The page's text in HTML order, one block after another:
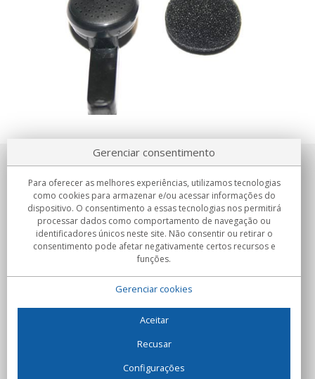
Sobre nosotros
Compromissos
Compras
C/Flassaders, 13, Nave 6, 08130 Santa Perpètua de Mogoda
Gerenciar consentimento
Para oferecer as melhores experiências, utilizamos tecnologias
como cookies para armazenar e/ou acessar informações do
dispositivo. O consentimento a essas tecnologias nos permitirá
processar dados como comportamento de navegação ou
identificadores únicos neste site. Não consentir ou retirar o
consentimento pode afetar negativamente certos recursos e
funções.
Gerenciar cookies
Aceitar
Recusar
Configurações